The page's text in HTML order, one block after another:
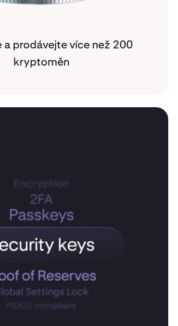
a prodávejte více než 200
kryptoměn